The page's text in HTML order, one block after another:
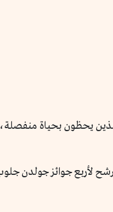
يحظون بحياة منفصلة،